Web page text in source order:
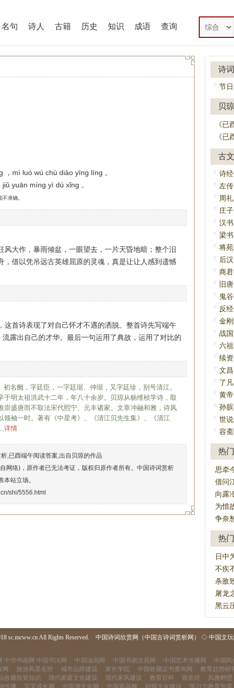
名句 诗人 古籍 历史 知识 成语 查询
mì luó wú chù diào yīng líng 。
yuān míng yì dú xǐng 。
准确。
风大作，暴雨倾盆，一眼望去，一片天昏地暗；整个汨
，借以凭吊远古英雄屈原的灵魂，真是让让人感到遗憾
这首诗表现了对自己怀才不遇的洒脱。整首诗先写端午
流露出自己的才华。最后一句运用了典故，运用了对比的
初名阙，字廷臣，一字廷琚、仲琚，又字廷珍，别号清江。
于明太祖洪武十二年，年八十余岁。贝琼从杨维桢学诗，取
崇盛唐而不取法宋代熙宁、元丰诸家。文章冲融和雅，诗风
领袖一时。著有《中星考》、《清江贝先生集》、《清江
详情
,已酉端午阅读答案,出自贝琼的作品
网络)，原作者已无法考证，版权归原作者所有。中国诗词赏析
站立场。
shi/5556.html
诗
「 节日
贝
《已
《已
古
「 诗经
「
左传
「
周礼
「
庄子
「 汉书
「 梁书
「 将苑
「
后
「 商
「
旧
「
鬼
「
反经
「 金
「 战
「 六
「 续
「 文
「
了
「 黄
「 孙
「 世
「 容
热
思牵
借问
向露
为惜
争奈
热
日中
不疾
杀敌
屠龙
黑云
sc.mcww.cn All Rights Reserved. 中国诗词欣赏网（中国古诗词赏析网） ◇ 中国文
中华书画网 中国书法网 中国油画网 中国书画交易网 中国艺术传播网 中国民
网 旅游风景名胜 城市品牌建设 家长学院 中国收藏证书查询网 教育趋势研
收藏投资知识 现代家庭文化建设 现代家风建设 教育百科 致富经 风雅鹤壁
传播 宝宝成长网 中国酒文化网 中国瓷器网 校园文化建设 学习力教育智库